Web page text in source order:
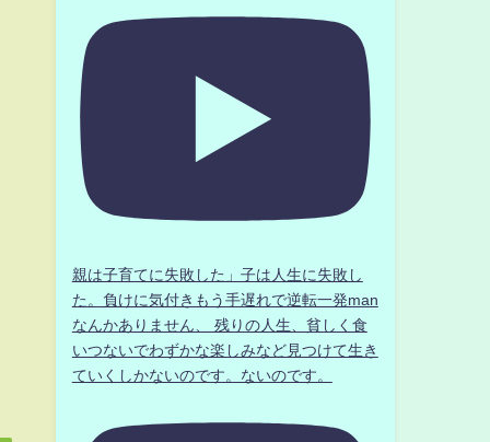
親は子育てに失敗した」子は人生に失敗し
た。負けに気付きもう手遅れで逆転一発man
なんかありません、 残りの人生、貧しく食
いつないでわずかな楽しみなど見つけて生き
ていくしかないのです。ないのです。